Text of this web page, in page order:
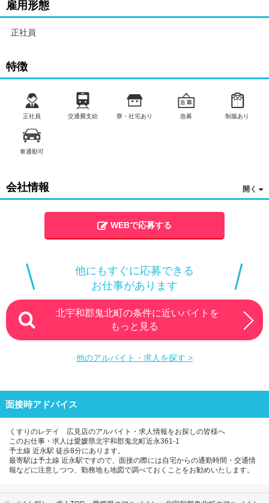
雇用形態
正社員
特徴
正社員 交通費支給 寮・社宅あり 急募 制服あり
車通勤可
会社情報
WEBで応募する
他にもすぐに応募できる
お仕事があります
北宇和郡鬼北町の条件に近いバイトを
もっと見る
他のアルバイト・求人を探す >
面接時アドバイス
くすりのレデイ 広見店のアルバイト・求人情報をお探しの皆様へ
このお仕事・求人は愛媛県北宇和郡鬼北町近永361-1
予土線 近永駅 徒歩8分にあります。
最寄駅は予土線 近永駅ですので、面接の際には自宅からの通勤時間・交通情
報などに注意しつつ、勤務地も地図で調べておくことをお勧めいたします。